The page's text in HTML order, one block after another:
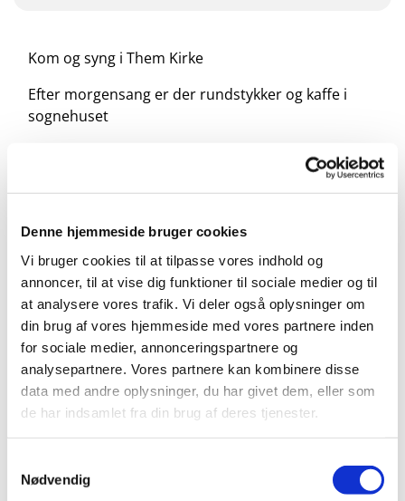
Denne hjemmeside bruger cookies
Vi bruger cookies til at tilpasse vores indhold og
annoncer, til at vise dig funktioner til sociale medier og til
at analysere vores trafik. Vi deler også oplysninger om
din brug af vores hjemmeside med vores partnere inden
for sociale medier, annonceringspartnere og
analysepartnere. Vores partnere kan kombinere disse
data med andre oplysninger, du har givet dem, eller som
de har indsamlet fra din brug af deres tjenester.
Nødvendig
Kom og syng i Them Kirke
Efter morgensang er der rundstykker og kaffe i
sognehuset